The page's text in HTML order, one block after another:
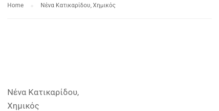
Home Νένα Κατικαρίδου, Χημικός
Νένα Κατικαρίδου,
Χημικός